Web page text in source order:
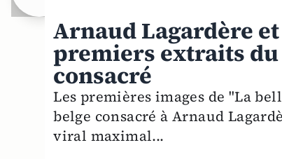
Arnaud Lagardère
premiers extraits
consacré
Les premières images de "La
belge consacré à Arnaud
viral maximal...